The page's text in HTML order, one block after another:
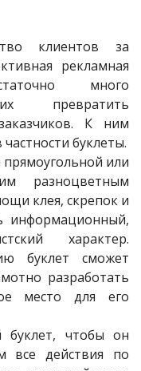
клиентов за
рекламная
много
превратить
К ним
буклеты.
или
разноцветным
клея, скрепок и
информационный,
характер.
буклет сможет
разработать
место для его
буклет, чтобы он
все действия по